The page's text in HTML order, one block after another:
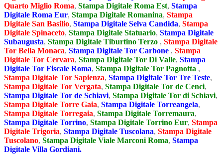
Quarto Miglio Roma, Stampa Digitale Roma Est, Stampa
Digitale Roma Eur, Stampa Digitale Romanina, Stampa
Digitale San Basilio, Stampa Digitale Selva Candida, Stampa
Digitale Spinaceto, Stampa Digitale Statuario, Stampa Digitale
Subaugusta, Stampa Digitale Tiburtino Terzo , Stampa Digitale
Tor Bella Monaca, Stampa Digitale Tor Carbone , Stampa
Digitale Tor Cervara, Stampa Digitale Tor Di Valle, Stampa
Digitale Tor Fiscale Roma, Stampa Digitale Tor Pagnotta ,
Stampa Digitale Tor Sapienza, Stampa Digitale Tor Tre Teste,
Stampa Digitale Tor Vergata, Stampa Digitale Tor de Cenci,
Stampa Digitale Tor de Schiavi, Stampa Digitale Tor di Schiavi,
Stampa Digitale Torre Gaia, Stampa Digitale Torreangela,
Stampa Digitale Torregaia, Stampa Digitale Torremaura,
Stampa Digitale Torrino, Stampa Digitale Torrino Eur, Stampa
Digitale Trigoria, Stampa Digitale Tuscolana, Stampa Digitale
Tuscolano, Stampa Digitale Viale Marconi Roma, Stampa
Digitale Villa Gordiani.